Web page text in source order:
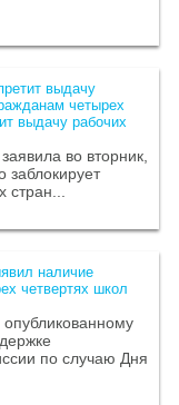
выдачу
четырех
выдачу рабочих
во вторник,
заблокирует
наличие
четвертях школ
опубликованному
по случаю Дня